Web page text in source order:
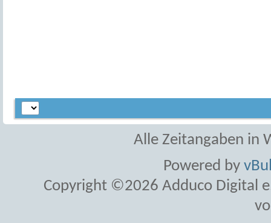
Alle Zeitangaben in
Powered by
Copyright ©2026 Adduco Digital